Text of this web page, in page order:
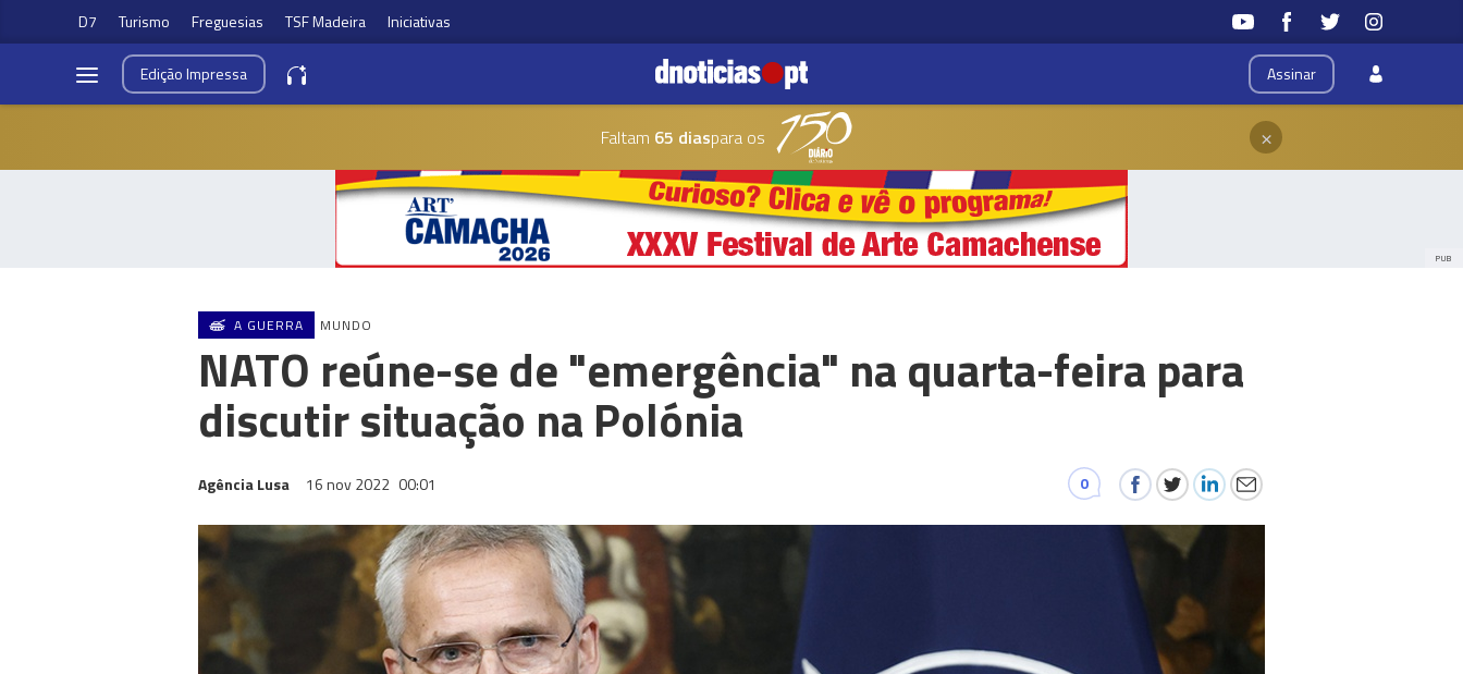
D7 Turismo Freguesias TSF Madeira Iniciativas
Assinar
EdiçãoImpressa
Faltam 65 diaspara os ×
PUB
A GUERRA MUNDO
NATO reúne-se de "emergência" na quarta-feira para
discutir situação na Polónia
Agência Lusa 16 nov 2022 00:01 0